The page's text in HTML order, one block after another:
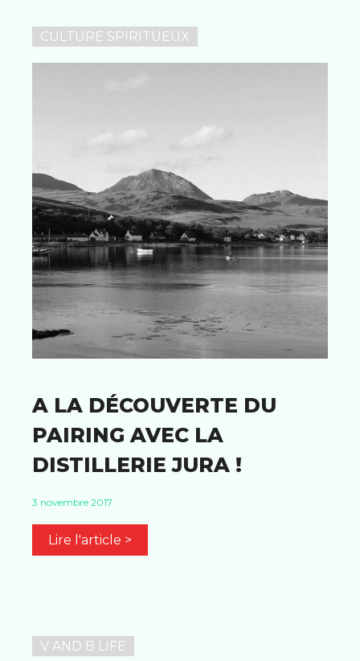
CULTURE SPIRITUEUX
A LA DÉCOUVERTE DU
PAIRING AVEC LA
DISTILLERIE JURA !
3 novembre 2017
Lire l'article >
V AND B LIFE